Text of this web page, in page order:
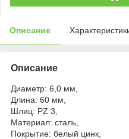
Описание
Описание
Диаметр: 6,0 мм,
Длина: 60 мм,
Шлиц: PZ 3,
Материал: сталь,
Покрытие: белый цинк,